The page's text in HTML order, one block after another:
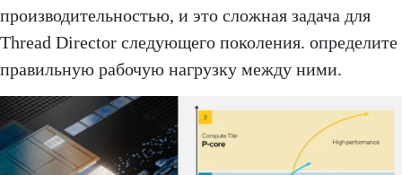
производительностью, и это сложная задача для
Thread Director следующего поколения. определите
правильную рабочую нагрузку между ними.